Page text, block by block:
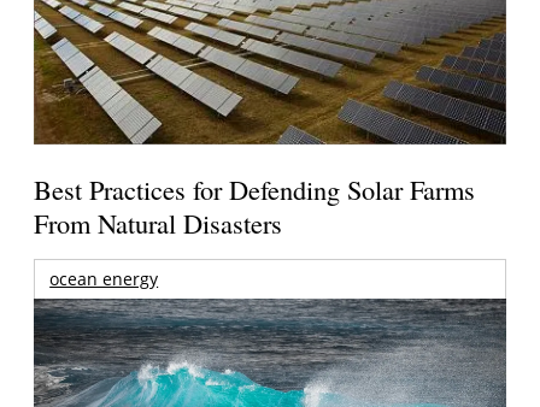
Best Practices for Defending Solar Farms
From Natural Disasters
ocean energy